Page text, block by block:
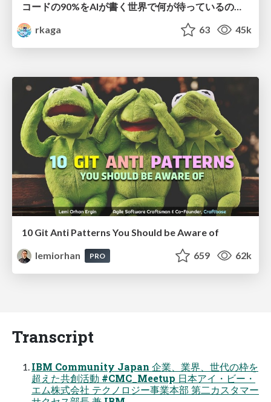
コードの90%をAIが書く世界で何が待っているのか / What awaits us in a world where 90% of the code is written by AI
rkaga
63 45k
10 Git Anti Patterns You Should be Aware of
lemiorhan
PRO 659 62k
Transcript
IBM Community Japan 企業、業界、世代の枠を
超えた共創活動 #CMC_Meetup ⽇本アイ・ビー・
エム株式会社 テクノロジー事業本部 第⼆カスタマー